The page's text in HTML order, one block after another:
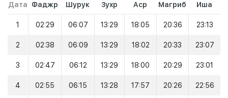
Дата Фаджр Шурук Зухр Аср Магриб Иша
1 02:29 06:07 13:29 18:05 20:36 23:13
2 02:38 06:09 13:29 18:02 20:33 23:07
3 02:47 06:12 13:29 18:00 20:29 23:01
4 02:55 06:15 13:28 17:57 20:26 22:56